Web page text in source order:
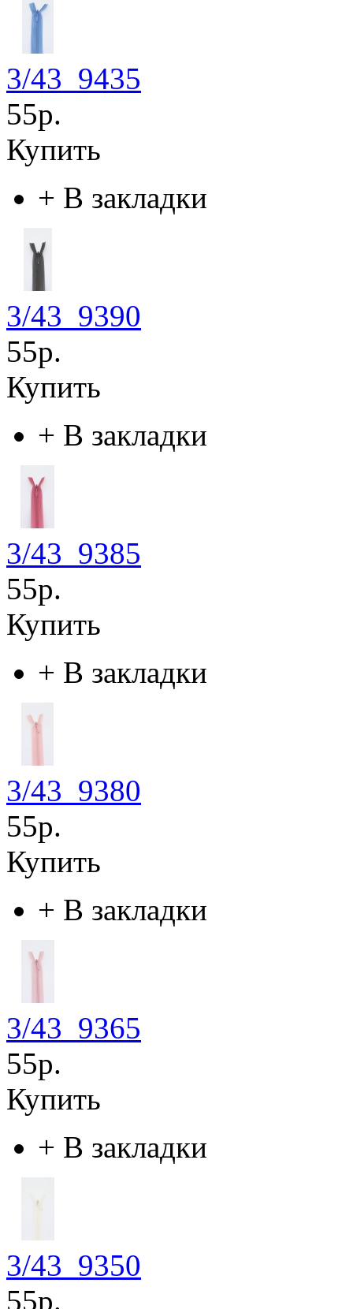
3/43_9435
55р.
Купить
+ В закладки
3/43_9390
55р.
Купить
+ В закладки
3/43_9385
55р.
Купить
+ В закладки
3/43_9380
55р.
Купить
+ В закладки
3/43_9365
55р.
Купить
+ В закладки
3/43_9350
55р.